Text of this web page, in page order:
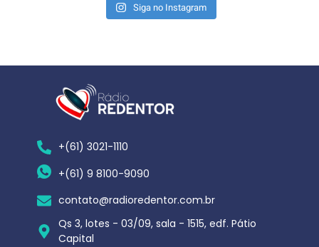
Siga no Instagram
+(61) 3021-1110
+(61) 9 8100-9090
contato@radioredentor.com.br
Qs 3, lotes - 03/09, sala - 1515, edf. Pátio
Capital